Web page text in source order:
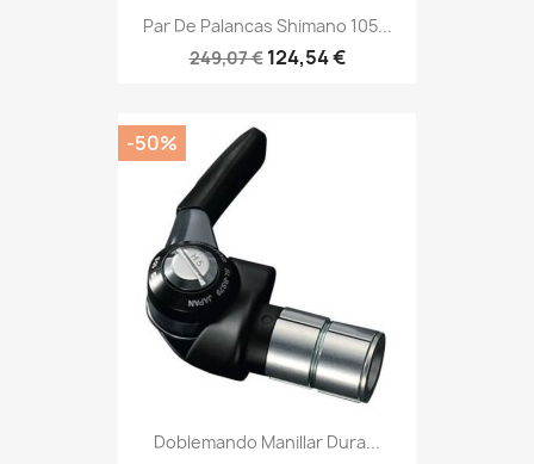
Par De Palancas Shimano 105...
249,07 € 124,54 €
Doblemando Manillar Dura...
-50%